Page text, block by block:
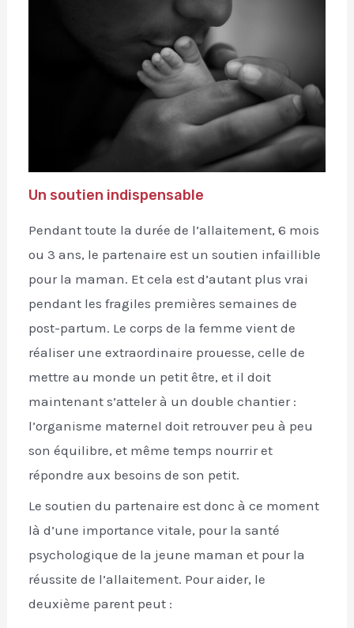
Un soutien indispensable
Pendant toute la durée de l’allaitement, 6 mois
ou 3 ans, le partenaire est un soutien infaillible
pour la maman. Et cela est d’autant plus vrai
pendant les fragiles premières semaines de
post-partum. Le corps de la femme vient de
réaliser une extraordinaire prouesse, celle de
mettre au monde un petit être, et il doit
maintenant s’atteler à un double chantier :
l’organisme maternel doit retrouver peu à peu
son équilibre, et même temps nourrir et
répondre aux besoins de son petit.
Le soutien du partenaire est donc à ce moment
là d’une importance vitale, pour la santé
psychologique de la jeune maman et pour la
réussite de l’allaitement. Pour aider, le
deuxième parent peut :